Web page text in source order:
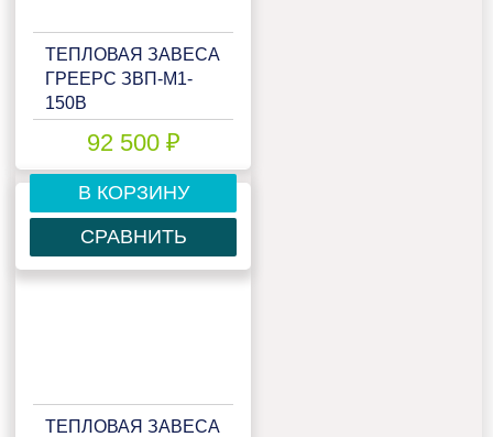
ТЕПЛОВАЯ ЗАВЕСА
ГРЕЕРС ЗВП-М1-
150В
92 500 ₽
В КОРЗИНУ
СРАВНИТЬ
ТЕПЛОВАЯ ЗАВЕСА